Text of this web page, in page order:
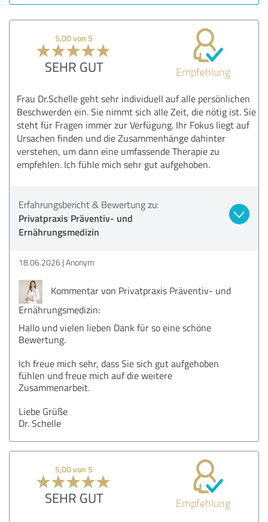
Beratung
Behandlung
Bewertung anzeigen
5,00 von 5
SEHR GUT Empfehlung
Frau Dr.Schelle geht sehr individuell auf alle persönlichen
Beschwerden ein. Sie nimmt sich alle Zeit, die nötig ist. Sie
steht für Fragen immer zur Verfügung. Ihr Fokus liegt auf
Ursachen finden und die Zusammenhänge dahinter
verstehen, um dann eine umfassende Therapie zu
empfehlen. Ich fühle mich sehr gut aufgehoben.
Erfahrungsbericht & Bewertung zu:
Privatpraxis Präventiv- und
Ernährungsmedizin
18.06.2026 Anonym
Kommentar von Privatpraxis Präventiv- und
Ernährungsmedizin:
Hallo und vielen lieben Dank für so eine schöne
Bewertung.
Ich freue mich sehr, dass Sie sich gut aufgehoben
fühlen und freue mich auf die weitere
Zusammenarbeit.
Liebe Grüße
Dr. Schelle
5,00 von 5
SEHR GUT Empfehlung